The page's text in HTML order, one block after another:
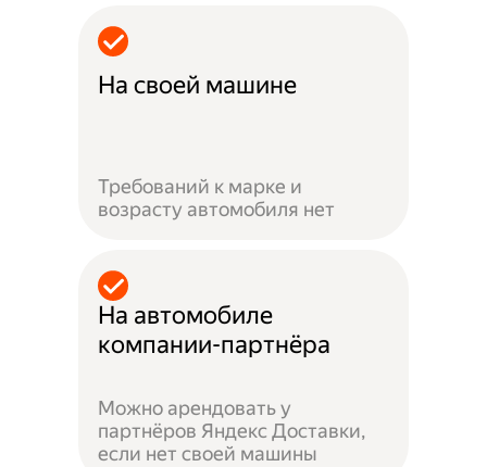
На своей машине
Требований к марке и
возрасту автомобиля нет
На автомобиле
компании-партнёра
Можно арендовать у
партнёров Яндекс Доставки,
если нет своей машины